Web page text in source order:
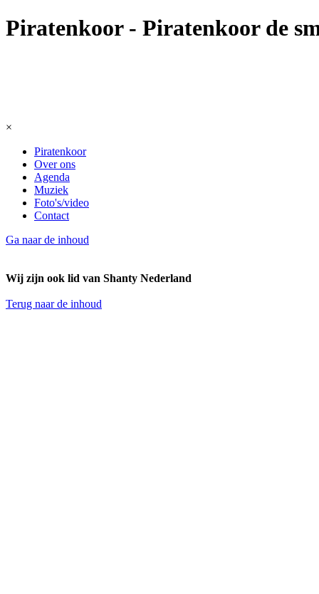
Piratenkoor - Piratenkoor de
×
Piratenkoor
Over ons
Agenda
Muziek
Foto's/video
Contact
Ga naar de inhoud
Wij zijn ook lid van Shanty Nederland
Terug naar de inhoud